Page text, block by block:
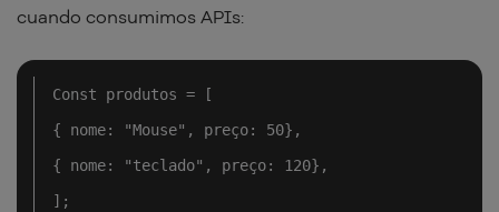
cuando consumimos APIs:
Const produtos = [
{ nome: "Mouse", preço: 50},
{ nome: "teclado", preço: 120},
];